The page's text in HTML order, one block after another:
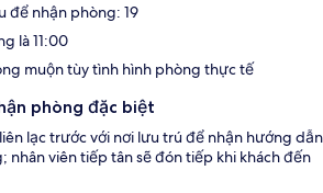
để nhận phòng: 19
là 11:00
muộn tùy tình hình phòng thực tế
phòng đặc biệt
lạc trước với nơi lưu trú để nhận hướng dẫn
nhân viên tiếp tân sẽ đón tiếp khi khách đến